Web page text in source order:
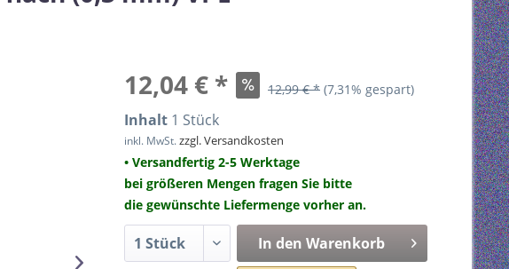
12,04 € *
12,99 € * (7,31% gespart)
Inhalt 1 Stück
inkl. MwSt.zzgl. Versandkosten
• Versandfertig 2-5 Werktage
bei größeren Mengen fragen Sie bitte
die gewünschte Liefermenge vorher an.
In den Warenkorb